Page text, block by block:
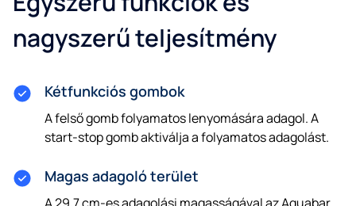
nagyszerű teljesítmény
Kétfunkciós gombok
A felső gomb folyamatos lenyomására adagol. A
start-stop gomb aktiválja a folyamatos adagolást.
Magas adagoló terület